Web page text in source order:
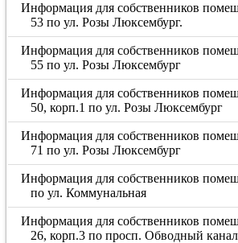
Информация для собственников
53 по ул. Розы Люксембург.
Информация для собственников
55 по ул. Розы Люксембург
Информация для собственников
50, корп.1 по ул. Розы Люксембург
Информация для собственников
71 по ул. Розы Люксембург
Информация для собственников
по ул. Коммунальная
Информация для собственников
26, корп.3 по просп. Обводный канал